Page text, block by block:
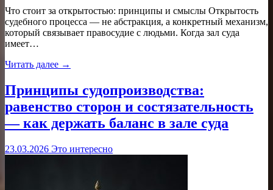
Что стоит за открытостью: принципы и смыслы Открытость
судебного процесса — не абстракция, а конкретный механизм,
который связывает правосудие с людьми. Когда зал суда
имеет…
Читать далее →
Принципы судопроизводства:
равенство сторон и состязательность
— как держать баланс в зале суда
23.03.2026 Это интересно